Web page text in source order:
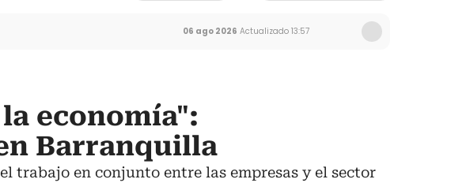
06 ago 2026 Actualizado 13:57
economía":
Barranquilla
trabajo en conjunto entre las empresas y el sector